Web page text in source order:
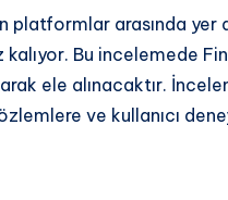
arasında yer
Bu incelemede
ele alınacaktır.
ve kullanıcı